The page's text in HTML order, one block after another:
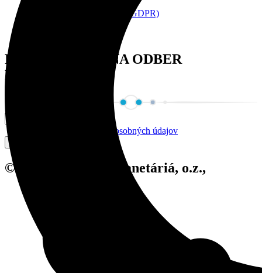
Ochrana osobných údajov (GDPR)
PRIHLÁSTE SA NA ODBER
NOVINIEK!
spracovaním osobných údajov
© 2024 Slovenské planetáriá, o.z.,